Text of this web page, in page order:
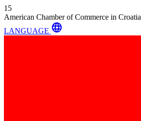
15
American Chamber of Commerce in Croatia
LANGUAGE language